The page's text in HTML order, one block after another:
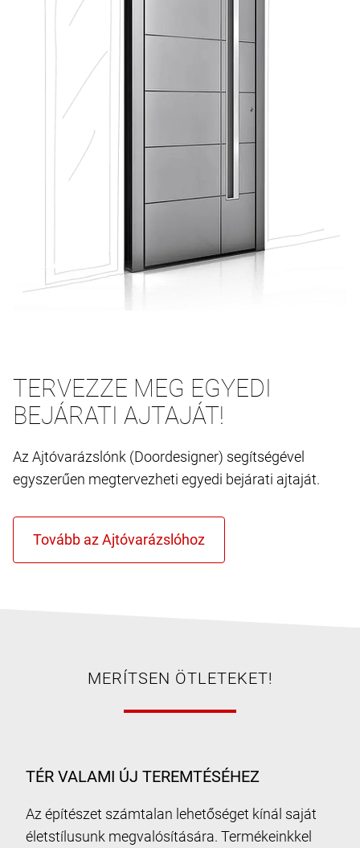
TERVEZZE MEG EGYEDI
BEJÁRATI AJTAJÁT!
Az Ajtóvarázslónk (Doordesigner) segítségével
egyszerűen megtervezheti egyedi bejárati ajtaját.
MERÍTSEN ÖTLETEKET!
TÉR VALAMI ÚJ TEREMTÉSÉHEZ
Az építészet számtalan lehetőséget kínál saját
életstílusunk megvalósítására. Termékeinkkel